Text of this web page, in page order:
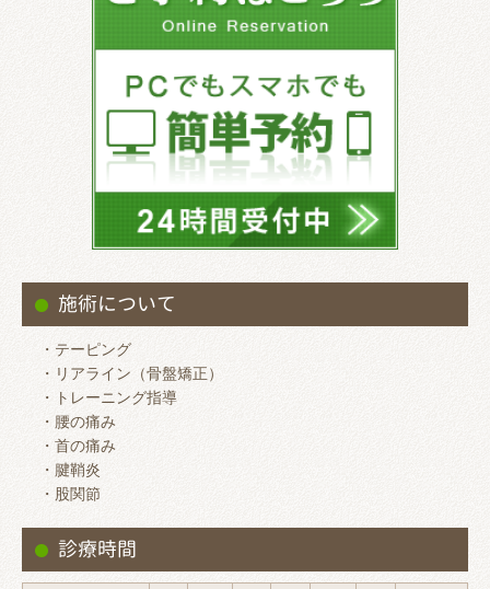
施術について
・テーピング
・リアライン（骨盤矯正）
・トレーニング指導
・腰の痛み
・首の痛み
・腱鞘炎
・股関節
診療時間